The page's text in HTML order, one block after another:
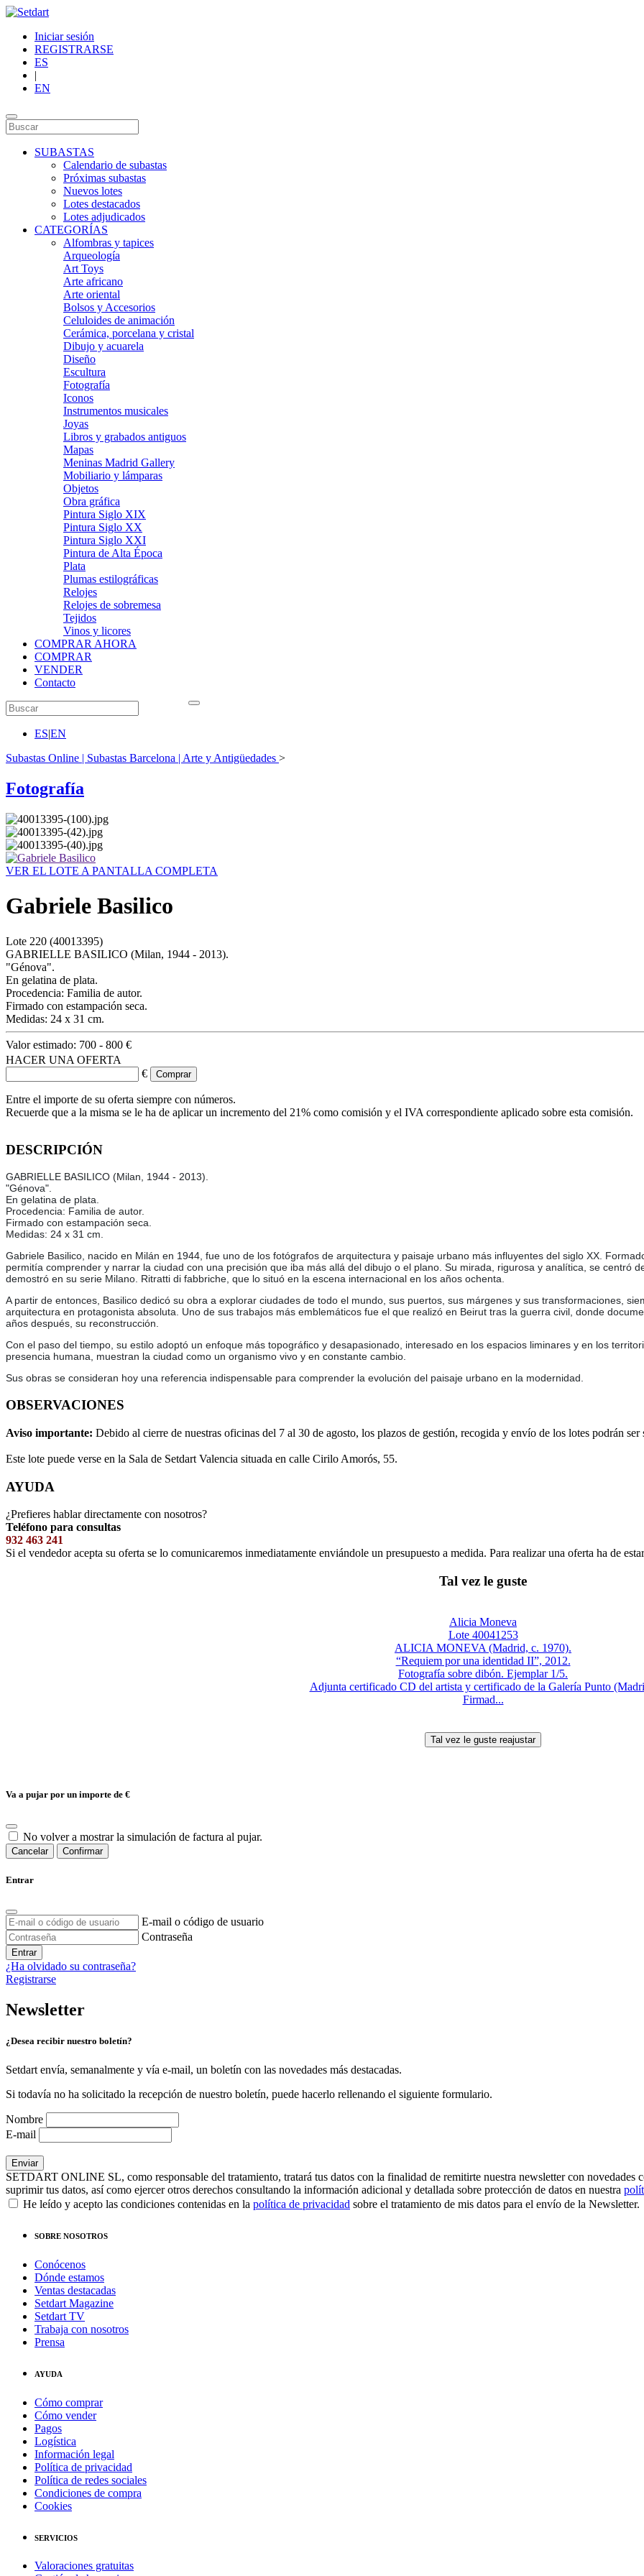
Iniciar sesión
REGISTRARSE
ES
|
EN
SUBASTAS
Calendario de subastas
Próximas subastas
Nuevos lotes
Lotes destacados
Lotes adjudicados
CATEGORÍAS
Alfombras y tapices
Arqueología
Art Toys
Arte africano
Arte oriental
Bolsos y Accesorios
Celuloides de animación
Cerámica, porcelana y cristal
Dibujo y acuarela
Diseño
Escultura
Fotografía
Iconos
Instrumentos musicales
Joyas
Libros y grabados antiguos
Mapas
Meninas Madrid Gallery
Mobiliario y lámparas
Objetos
Obra gráfica
Pintura Siglo XIX
Pintura Siglo XX
Pintura Siglo XXI
Pintura de Alta Época
Plata
Plumas estilográficas
Relojes
Relojes de sobremesa
Tejidos
Vinos y licores
COMPRAR AHORA
COMPRAR
VENDER
Contacto
ES|EN
Subastas Online | Subastas Barcelona | Arte y Antigüedades >
Fotografía
VER EL LOTE A PANTALLA COMPLETA
Gabriele Basilico
Lote 220 (40013395)
GABRIELLE BASILICO (Milan, 1944 - 2013).
"Génova".
En gelatina de plata.
Procedencia: Familia de autor.
Firmado con estampación seca.
Medidas: 24 x 31 cm.
Valor estimado: 700 - 800 €
HACER UNA OFERTA
€
Entre el importe de su oferta siempre con números.
Recuerde que a la misma se le ha de aplicar un incremento del 21% como comisión y el IVA correspondiente aplicado sobre esta comisión.
DESCRIPCIÓN
GABRIELLE BASILICO (Milan, 1944 - 2013).
"Génova".
En gelatina de plata.
Procedencia: Familia de autor.
Firmado con estampación seca.
Medidas: 24 x 31 cm.
Gabriele Basilico, nacido en Milán en 1944, fue uno de los fotógrafos de arquitectura y paisaje urbano más influyentes del siglo XX.
permitía comprender y narrar la ciudad con una precisión que iba más allá del dibujo o el plano. Su mirada, rigurosa y analítica, se centró
demostró en su serie Milano. Ritratti di fabbriche, que lo situó en la escena internacional en los años ochenta.
A partir de entonces, Basilico dedicó su obra a explorar ciudades de todo el mundo, sus puertos, sus márgenes y sus transformaciones,
arquitectura en protagonista absoluta. Uno de sus trabajos más emblemáticos fue el que realizó en Beirut tras la guerra civil, donde
años después, su reconstrucción.
Con el paso del tiempo, su estilo adoptó un enfoque más topográfico y desapasionado, interesado en los espacios liminares y en los
presencia humana, muestran la ciudad como un organismo vivo y en constante cambio.
Sus obras se consideran hoy una referencia indispensable para comprender la evolución del paisaje urbano en la modernidad.
OBSERVACIONES
Aviso importante: Debido al cierre de nuestras oficinas del 7 al 30 de agosto, los plazos de gestión, recogida y envío de los lotes podrán
Este lote puede verse en la Sala de Setdart Valencia situada en calle Cirilo Amorós, 55.
AYUDA
¿Prefieres hablar directamente con nosotros?
Teléfono para consultas
932 463 241
Si el vendedor acepta su oferta se lo comunicaremos inmediatamente enviándole un presupuesto a medida. Para realizar una oferta ha de
Tal vez le guste
Alicia Moneva
Lote 40041253
ALICIA MONEVA (Madrid, c. 1970).
“Requiem por una identidad II”, 2012.
Fotografía sobre dibón. Ejemplar 1/5.
Adjunta certificado CD del artista y certificado de la Galería Punto
Firmad...
Va a pujar por un importe de €
No volver a mostrar la simulación de factura al pujar.
Cancelar Confirmar
Entrar
E-mail o código de usuario
Contraseña
Entrar
¿Ha olvidado su contraseña?
Registrarse
Newsletter
¿Desea recibir nuestro boletín?
Setdart envía, semanalmente y vía e-mail, un boletín con las novedades más destacadas.
Si todavía no ha solicitado la recepción de nuestro boletín, puede hacerlo rellenando el siguiente formulario.
Nombre
E-mail
SETDART ONLINE SL, como responsable del tratamiento, tratará tus datos con la finalidad de remitirte nuestra newsletter con novedades
suprimir tus datos, así como ejercer otros derechos consultando la información adicional y detallada sobre protección de datos en nuestra
He leído y acepto las condiciones contenidas en la política de privacidad sobre el tratamiento de mis datos para el envío de la Newsletter.
SOBRE NOSOTROS
Conócenos
Dónde estamos
Ventas destacadas
Setdart Magazine
Setdart TV
Trabaja con nosotros
Prensa
AYUDA
Cómo comprar
Cómo vender
Pagos
Logística
Información legal
Política de privacidad
Política de redes sociales
Condiciones de compra
Cookies
SERVICIOS
Valoraciones gratuitas